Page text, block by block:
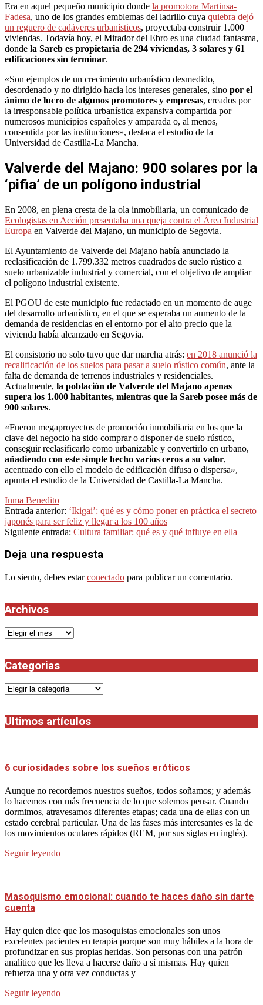
Era en aquel pequeño municipio donde la promotora Martinsa-
Fadesa, uno de los grandes emblemas del ladrillo cuya quiebra dejó
un reguero de cadáveres urbanísticos, proyectaba construir 1.000
viviendas. Todavía hoy, el Mirador del Ebro es una ciudad fantasma,
donde la Sareb es propietaria de 294 viviendas, 3 solares y 61
edificaciones sin terminar.
«Son ejemplos de un crecimiento urbanístico desmedido,
desordenado y no dirigido hacia los intereses generales, sino por el
ánimo de lucro de algunos promotores y empresas, creados por
la irresponsable política urbanística expansiva compartida por
numerosos municipios españoles y amparada o, al menos,
consentida por las instituciones», destaca el estudio de la
Universidad de Castilla-La Mancha.
Valverde del Majano: 900 solares por la
‘pifia’ de un polígono industrial
En 2008, en plena cresta de la ola inmobiliaria, un comunicado de
Ecologistas en Acción presentaba una queja contra el Área Industrial
Europa en Valverde del Majano, un municipio de Segovia.
El Ayuntamiento de Valverde del Majano había anunciado la
reclasificación de 1.799.332 metros cuadrados de suelo rústico a
suelo urbanizable industrial y comercial, con el objetivo de ampliar
el polígono industrial existente.
El PGOU de este municipio fue redactado en un momento de auge
del desarrollo urbanístico, en el que se esperaba un aumento de la
demanda de residencias en el entorno por el alto precio que la
vivienda había alcanzado en Segovia.
El consistorio no solo tuvo que dar marcha atrás: en 2018 anunció la
recalificación de los suelos para pasar a suelo rústico común, ante la
falta de demanda de terrenos industriales y residenciales.
Actualmente, la población de Valverde del Majano apenas
supera los 1.000 habitantes, mientras que la Sareb posee más de
900 solares.
«Fueron megaproyectos de promoción inmobiliaria en los que la
clave del negocio ha sido comprar o disponer de suelo rústico,
conseguir reclasificarlo como urbanizable y convertirlo en urbano,
añadiendo con este simple hecho varios ceros a su valor,
acentuado con ello el modelo de edificación difusa o dispersa»,
apunta el estudio de la Universidad de Castilla-La Mancha.
Inma Benedito
2023-
04-
24
Entrada anterior: ‘Ikigai’: qué es y cómo poner en práctica el secreto
japonés para ser feliz y llegar a los 100 años
Siguiente entrada: Cultura familiar: qué es y qué influye en ella
Deja una respuesta
Lo siento, debes estarconectado para publicar un comentario.
Archivos
Archivos
Categorias
Categorias
Ultimos artículos
6 curiosidades sobre los sueños eróticos
Aunque no recordemos nuestros sueños, todos soñamos; y además
lo hacemos con más frecuencia de lo que solemos pensar. Cuando
dormimos, atravesamos diferentes etapas; cada una de ellas con un
estado cerebral particular. Una de las fases más interesantes es la de
los movimientos oculares rápidos (REM, por sus siglas en inglés).
Seguir leyendo
Masoquismo emocional: cuando te haces daño sin darte
cuenta
Hay quien dice que los masoquistas emocionales son unos
excelentes pacientes en terapia porque son muy hábiles a la hora de
profundizar en sus propias heridas. Son personas con una patrón
analítico que les lleva a hacerse daño a sí mismas. Hay quien
refuerza una y otra vez conductas y
Seguir leyendo